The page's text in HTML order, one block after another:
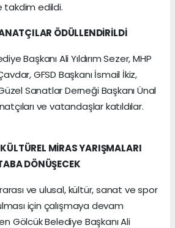
takdim edildi.
ÖDÜLLENDİRİLDİ
Başkanı Ali Yıldırım Sezer, MHP
GFSD Başkanı İsmail İkiz,
Sanatlar Derneği Başkanı Ünal
ve vatandaşlar katıldılar.
MİRAS YARIŞMALARI
DÖNÜŞECEK
ve ulusal, kültür, sanat ve spor
için çalışmaya devam
Gölcük Belediye Başkanı Ali